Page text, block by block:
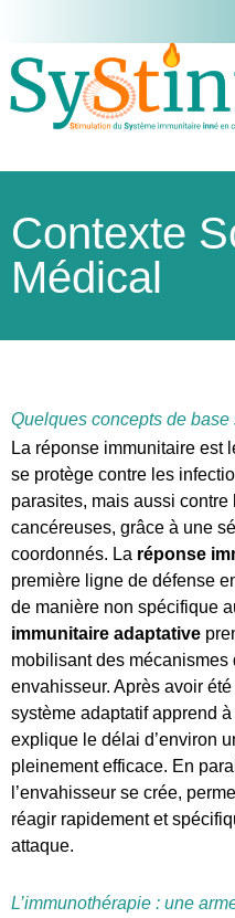
Contexte
Médical
Quelques concepts de
La réponse immunitaire est
se protège contre les
parasites, mais aussi
cancéreuses, grâce à une
coordonnés. La réponse
première ligne de défense
de manière non spécifique
immunitaire adaptative
mobilisant des
envahisseur. Après avoir
système adaptatif apprend
explique le délai d’environ
pleinement efficace. En
l’envahisseur se crée,
réagir rapidement et
attaque.
L’immunothérapie : une